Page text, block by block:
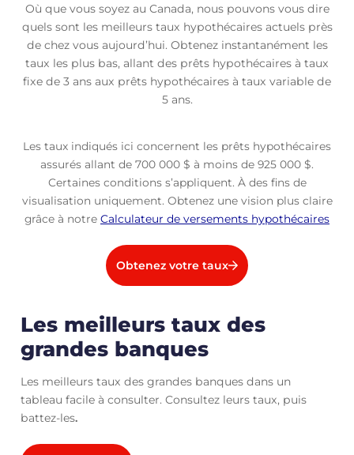
Où que vous soyez au Canada, nous pouvons vous dire
quels sont les meilleurs taux hypothécaires actuels près
de chez vous aujourd’hui. Obtenez instantanément les
taux les plus bas, allant des prêts hypothécaires à taux
fixe de 3 ans aux prêts hypothécaires à taux variable de
5 ans.
Les taux indiqués ici concernent les prêts hypothécaires
assurés allant de 700 000 $ à moins de 925 000 $.
Certaines conditions s’appliquent. À des fins de
visualisation uniquement. Obtenez une vision plus claire
grâce à notre Calculateur de versements hypothécaires
Obtenez votre taux
Les meilleurs taux des
grandes banques
Les meilleurs taux des grandes banques dans un
tableau facile à consulter. Consultez leurs taux, puis
battez-les.